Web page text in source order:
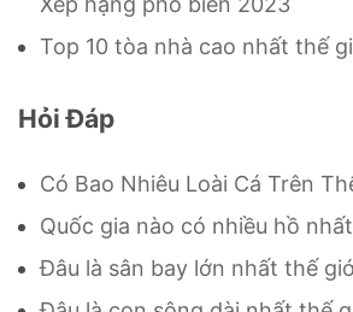
Top 10 tòa nhà cao nhất thế
Hỏi Đáp
Có Bao Nhiêu Loài Cá Trên
Quốc gia nào có nhiều hồ
Đâu là sân bay lớn nhất thế